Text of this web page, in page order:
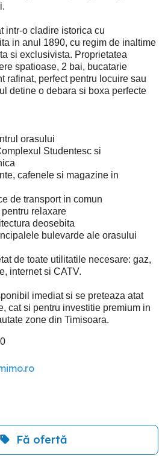
intr-o cladire istorica cu
in anul 1890, cu regim de inaltime
si exclusivista. Proprietatea
spatioase, 2 bai, bucatarie
rafinat, perfect pentru locuire sau
detine o debara si boxa perfecte
orasului
Studentesc si
cafenele si magazine in
de transport in comun
relaxare
deosebita
bulevarde ale orasului
de toate utilitatile necesare: gaz,
internet si CATV.
imediat si se preteaza atat
cat si pentru investitie premium in
zone din Timisoara.
Fă ofertă